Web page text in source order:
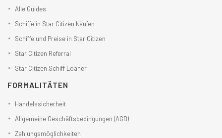
Alle Guides
Schiffe in Star Citizen kaufen
Schiffe und Preise in Star Citizen
Star Citizen Referral
Star Citizen Schiff Loaner
FORMALITÄTEN
Handelssicherheit
Allgemeine Geschäftsbedingungen (AGB)
Zahlungsmöglichkeiten